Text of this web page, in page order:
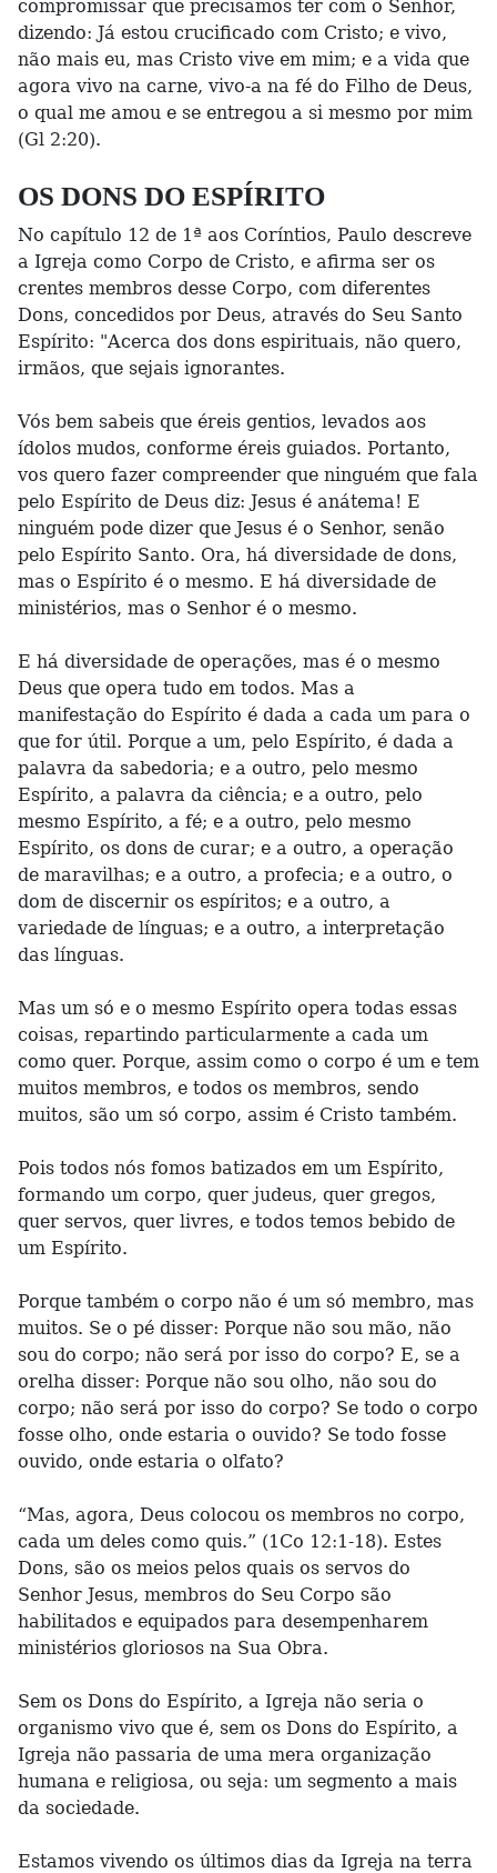
compromissar que precisamos ter com o Senhor,
dizendo: Já estou crucificado com Cristo; e vivo,
não mais eu, mas Cristo vive em mim; e a vida que
agora vivo na carne, vivo-a na fé do Filho de Deus,
o qual me amou e se entregou a si mesmo por mim
(Gl 2:20).
OS DONS DO ESPÍRITO
No capítulo 12 de 1ª aos Coríntios, Paulo descreve
a Igreja como Corpo de Cristo, e afirma ser os
crentes membros desse Corpo, com diferentes
Dons, concedidos por Deus, através do Seu Santo
Espírito: "Acerca dos dons espirituais, não quero,
irmãos, que sejais ignorantes.
Vós bem sabeis que éreis gentios, levados aos
ídolos mudos, conforme éreis guiados. Portanto,
vos quero fazer compreender que ninguém que fala
pelo Espírito de Deus diz: Jesus é anátema! E
ninguém pode dizer que Jesus é o Senhor, senão
pelo Espírito Santo. Ora, há diversidade de dons,
mas o Espírito é o mesmo. E há diversidade de
ministérios, mas o Senhor é o mesmo.
E há diversidade de operações, mas é o mesmo
Deus que opera tudo em todos. Mas a
manifestação do Espírito é dada a cada um para o
que for útil. Porque a um, pelo Espírito, é dada a
palavra da sabedoria; e a outro, pelo mesmo
Espírito, a palavra da ciência; e a outro, pelo
mesmo Espírito, a fé; e a outro, pelo mesmo
Espírito, os dons de curar; e a outro, a operação
de maravilhas; e a outro, a profecia; e a outro, o
dom de discernir os espíritos; e a outro, a
variedade de línguas; e a outro, a interpretação
das línguas.
Mas um só e o mesmo Espírito opera todas essas
coisas, repartindo particularmente a cada um
como quer. Porque, assim como o corpo é um e tem
muitos membros, e todos os membros, sendo
muitos, são um só corpo, assim é Cristo também.
Pois todos nós fomos batizados em um Espírito,
formando um corpo, quer judeus, quer gregos,
quer servos, quer livres, e todos temos bebido de
um Espírito.
Porque também o corpo não é um só membro, mas
muitos. Se o pé disser: Porque não sou mão, não
sou do corpo; não será por isso do corpo? E, se a
orelha disser: Porque não sou olho, não sou do
corpo; não será por isso do corpo? Se todo o corpo
fosse olho, onde estaria o ouvido? Se todo fosse
ouvido, onde estaria o olfato?
“Mas, agora, Deus colocou os membros no corpo,
cada um deles como quis.” (1Co 12:1-18). Estes
Dons, são os meios pelos quais os servos do
Senhor Jesus, membros do Seu Corpo são
habilitados e equipados para desempenharem
ministérios gloriosos na Sua Obra.
Sem os Dons do Espírito, a Igreja não seria o
organismo vivo que é, sem os Dons do Espírito, a
Igreja não passaria de uma mera organização
humana e religiosa, ou seja: um segmento a mais
da sociedade.
Estamos vivendo os últimos dias da Igreja na terra